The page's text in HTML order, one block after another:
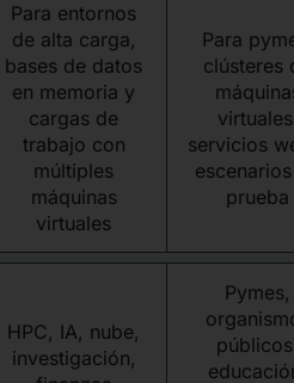
Para entornos
de alta carga,
bases de datos
en memoria y
cargas de
trabajo con
múltiples
máquinas
virtuales
Para
clústeres
servicios
prueba
HPC, IA, nube,
investigación,
Pymes,